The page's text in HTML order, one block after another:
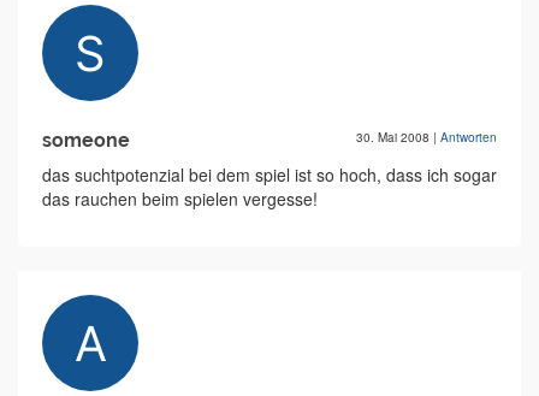
someone 30. Mai 2008 | Antworten
das suchtpotenzial bei dem spiel ist so hoch, dass ich sogar
das rauchen beim spielen vergesse!